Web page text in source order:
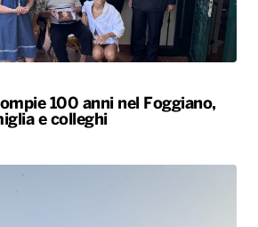
100 anni nel Foggiano,
e colleghi